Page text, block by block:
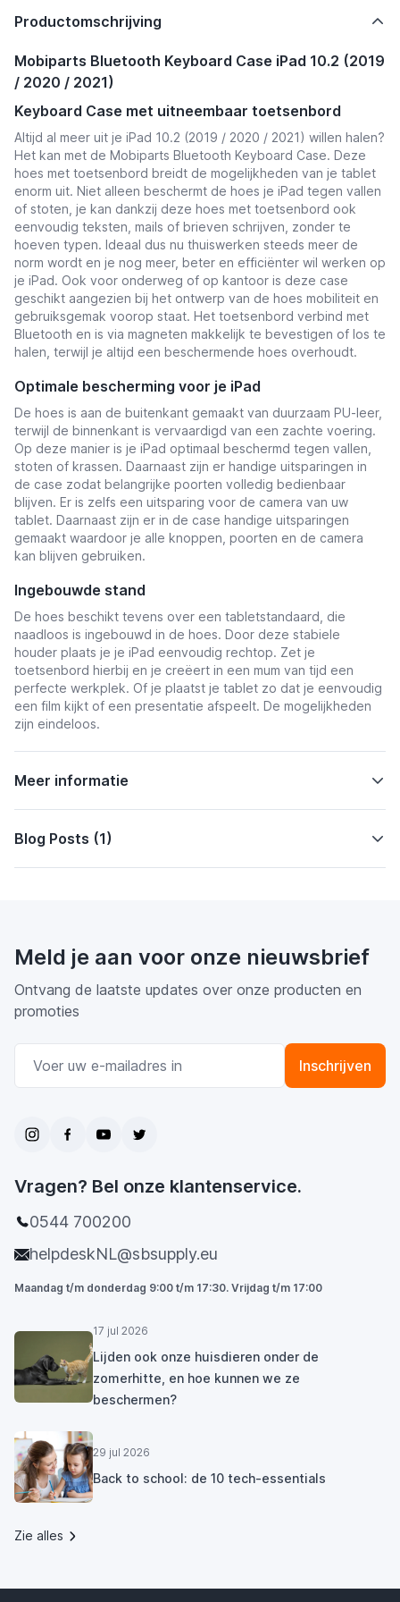
Productomschrijving
Mobiparts Bluetooth Keyboard Case iPad 10.2 (2019
/ 2020 / 2021)
Keyboard Case met uitneembaar toetsenbord
Altijd al meer uit je iPad 10.2 (2019 / 2020 / 2021) willen halen?
Het kan met de Mobiparts Bluetooth Keyboard Case. Deze
hoes met toetsenbord breidt de mogelijkheden van je tablet
enorm uit. Niet alleen beschermt de hoes je iPad tegen vallen
of stoten, je kan dankzij deze hoes met toetsenbord ook
eenvoudig teksten, mails of brieven schrijven, zonder te
hoeven typen. Ideaal dus nu thuiswerken steeds meer de
norm wordt en je nog meer, beter en efficiënter wil werken op
je iPad. Ook voor onderweg of op kantoor is deze case
geschikt aangezien bij het ontwerp van de hoes mobiliteit en
gebruiksgemak voorop staat. Het toetsenbord verbind met
Bluetooth en is via magneten makkelijk te bevestigen of los te
halen, terwijl je altijd een beschermende hoes overhoudt.
Optimale bescherming voor je iPad
De hoes is aan de buitenkant gemaakt van duurzaam PU-leer,
terwijl de binnenkant is vervaardigd van een zachte voering.
Op deze manier is je iPad optimaal beschermd tegen vallen,
stoten of krassen. Daarnaast zijn er handige uitsparingen in
de case zodat belangrijke poorten volledig bedienbaar
blijven. Er is zelfs een uitsparing voor de camera van uw
tablet. Daarnaast zijn er in de case handige uitsparingen
gemaakt waardoor je alle knoppen, poorten en de camera
kan blijven gebruiken.
Ingebouwde stand
De hoes beschikt tevens over een tabletstandaard, die
naadloos is ingebouwd in de hoes. Door deze stabiele
houder plaats je je iPad eenvoudig rechtop. Zet je
toetsenbord hierbij en je creëert in een mum van tijd een
perfecte werkplek. Of je plaatst je tablet zo dat je eenvoudig
een film kijkt of een presentatie afspeelt. De mogelijkheden
zijn eindeloos.
Meer informatie
Blog Posts (1)
Meld je aan voor onze nieuwsbrief
Ontvang de laatste updates over onze producten en
promoties
Inschrijven
Vragen? Bel onze klantenservice.
0544 700200
helpdeskNL@sbsupply.eu
Maandag t/m donderdag 9:00 t/m 17:30. Vrijdag t/m 17:00
17 jul 2026
Lijden ook onze huisdieren onder de
zomerhitte, en hoe kunnen we ze
beschermen?
29 jul 2026
Back to school: de 10 tech-essentials
Zie alles